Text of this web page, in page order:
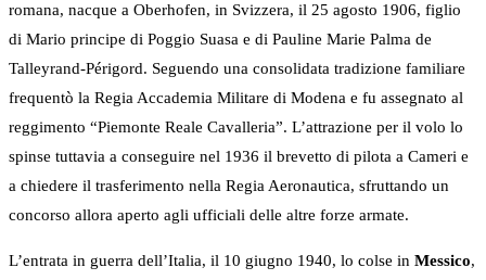
romana, nacque a Oberhofen, in Svizzera, il 25 agosto 1906, figlio
di Mario principe di Poggio Suasa e di Pauline Marie Palma de
Talleyrand-Périgord. Seguendo una consolidata tradizione familiare
frequentò la Regia Accademia Militare di Modena e fu assegnato al
reggimento “Piemonte Reale Cavalleria”. L’attrazione per il volo lo
spinse tuttavia a conseguire nel 1936 il brevetto di pilota a Cameri e
a chiedere il trasferimento nella Regia Aeronautica, sfruttando un
concorso allora aperto agli ufficiali delle altre forze armate.
L’entrata in guerra dell’Italia, il 10 giugno 1940, lo colse in Messico,